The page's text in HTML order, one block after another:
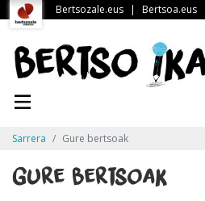
Bertsozale.eus | Bertsoa.eus
Sarrera Gure bertsoak
Gure bertsoak